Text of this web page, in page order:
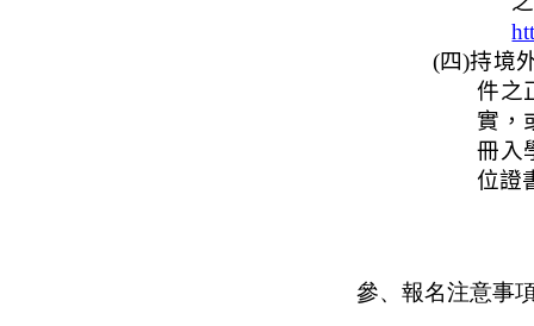
(四)持境
件之
實，
冊入
位證
參、報名注意事